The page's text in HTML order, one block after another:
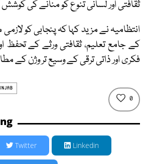
ثقافتی اور لسانی تنوع کو منانے کی
کے جامع تعلیم، ثقافتی ورثے کے تحفظ
فکری اور ذاتی ترقی کے وسیع تر وژن کے
0
Twitter Linkedin